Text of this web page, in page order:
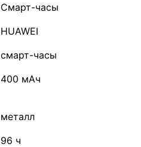
Смарт-часы
HUAWEI
смарт-часы
400 мАч
металл
96 ч